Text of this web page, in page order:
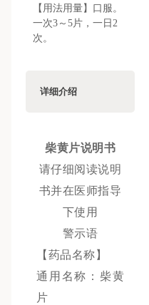
【用法用量】
口服。
一次3～5片，一日2
次。
详细介绍
柴黄片说明书
请仔细阅读说明
书并在医师指导
下使用
警示语
【药品名称】
通用名称：柴黄
片